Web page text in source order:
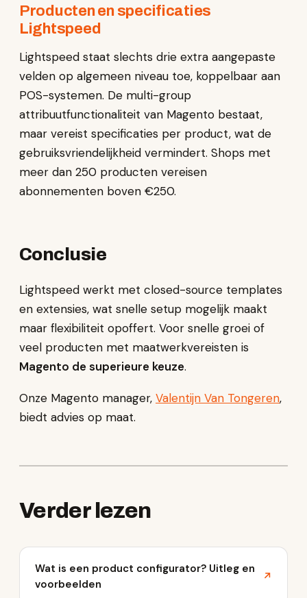
Producten en specificaties
Lightspeed
Lightspeed staat slechts drie extra aangepaste
velden op algemeen niveau toe, koppelbaar aan
POS-systemen. De multi-group
attribuutfunctionaliteit van Magento bestaat,
maar vereist specificaties per product, wat de
gebruiksvriendelijkheid vermindert. Shops met
meer dan 250 producten vereisen
abonnementen boven €250.
Conclusie
Lightspeed werkt met closed-source templates
en extensies, wat snelle setup mogelijk maakt
maar flexibiliteit opoffert. Voor snelle groei of
veel producten met maatwerkvereisten is
Magento de superieure keuze.
Onze Magento manager, Valentijn Van Tongeren,
biedt advies op maat.
Verder lezen
Wat is een product configurator? Uitleg en
voorbeelden
↗